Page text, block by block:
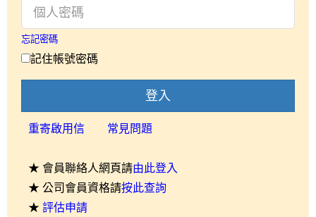
忘記密碼
記住帳號密碼
登入
重寄啟用信 常見問題
★ 會員聯絡人網頁請由此登入
★ 公司會員資格請按此查詢
★ 評估申請